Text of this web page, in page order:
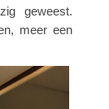
geweest.
meer een